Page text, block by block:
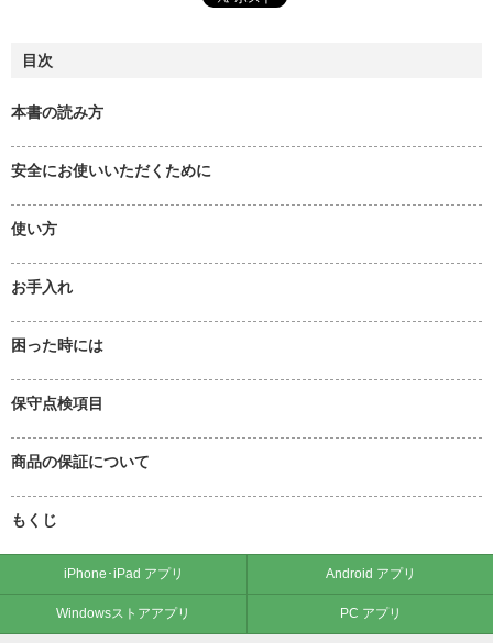
目次
本書の読み方
安全にお使いいただくために
使い方
お手入れ
困った時には
保守点検項目
商品の保証について
もくじ
iPhone･iPad アプリ Android アプリ
Windowsストアアプリ PC アプリ